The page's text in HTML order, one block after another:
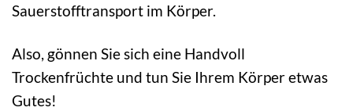
Sauerstofftransport im Körper.
Also, gönnen Sie sich eine Handvoll
Trockenfrüchte und tun Sie Ihrem Körper etwas
Gutes!